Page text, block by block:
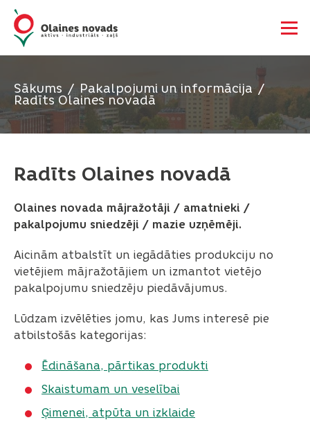
Sākums Pakalpojumi un informācija
Radīts Olaines novadā
Radīts Olaines novadā
Olaines novada mājražotāji / amatnieki /
pakalpojumu sniedzēji / mazie uzņēmēji.
Aicinām atbalstīt un iegādāties produkciju no
vietējiem mājražotājiem un izmantot vietējo
pakalpojumu sniedzēju piedāvājumus.
Lūdzam izvēlēties jomu, kas Jums interesē pie
atbilstošās kategorijas:
Ēdināšana, pārtikas produkti
Skaistumam un veselībai
Ģimenei, atpūta un izklaide